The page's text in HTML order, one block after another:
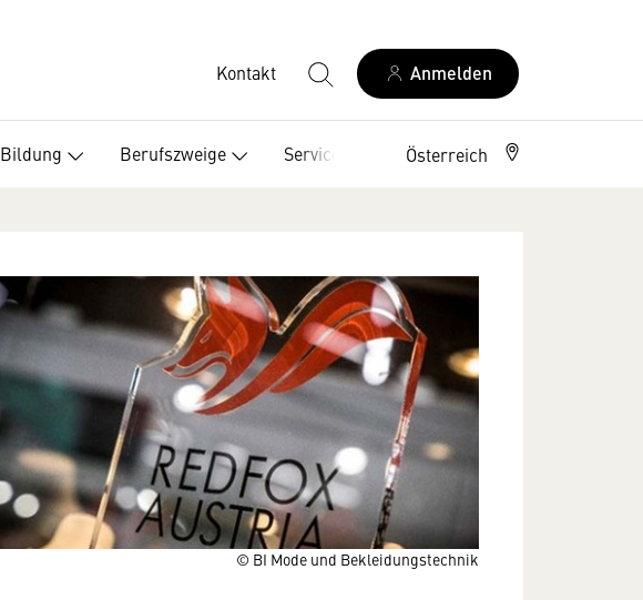
Kontakt Anmelden
Bildung Berufszweige Service Österreich
© BI Mode und Bekleidungstechnik